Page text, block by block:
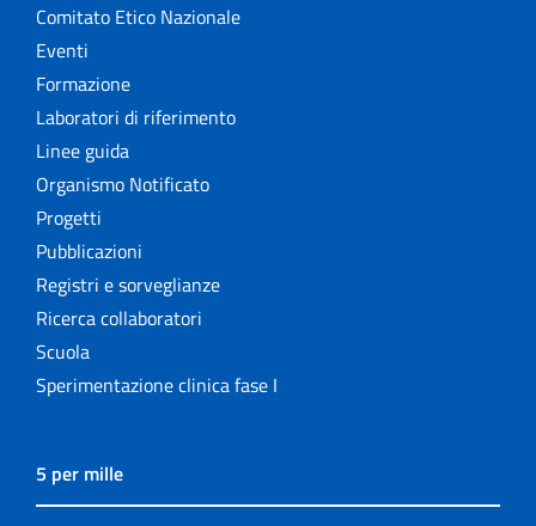
Comitato Etico Nazionale
Eventi
Formazione
Laboratori di riferimento
Linee guida
Organismo Notificato
Progetti
Pubblicazioni
Registri e sorveglianze
Ricerca collaboratori
Scuola
Sperimentazione clinica fase I
5 per mille